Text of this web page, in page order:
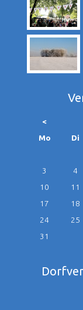
<
Montag Di
3
4
10
11
17
18
24
25
31